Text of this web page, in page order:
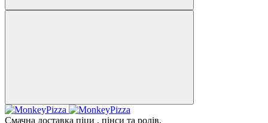
Смачна доставка піци , пінси та ролів.